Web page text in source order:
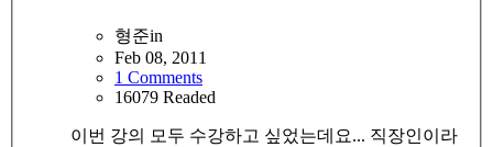
형준in
Feb 08, 2011
1 Comments
16079 Readed
이번 강의 모두 수강하고 싶었는데요... 직장인이라